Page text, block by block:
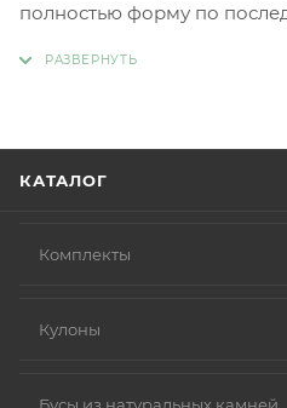
полностью форму по
КАТАЛОГ
Комплекты
Кулоны